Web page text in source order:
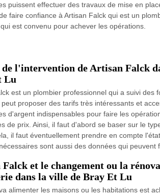
puissent effectuer des travaux de mise en
faire confiance à Artisan Falck qui est un
est convenu pour achever les opérations.
l'intervention de Artisan Falck
Lu
est un plombier professionnel qui a suivi des
peut proposer des tarifs très intéressants et
d'argent indispensables pour faire les
de prix. Ainsi, il faut d'abord se baser sur le
il faut éventuellement prendre en compte
sont aussi des données qui peuvent
et le changement ou la
dans la ville de Bray Et Lu
alimenter les maisons ou les habitations est